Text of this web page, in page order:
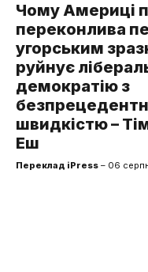
Чому Америці
переконлива
угорським
руйнує
демократію з
швидкістю –
Еш
Переклад iPress – 06